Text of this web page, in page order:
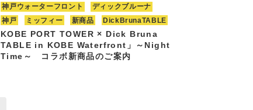
神戸ウォーターフロント
ディックブルーナ
神戸
ミッフィー 新商品 DickBrunaTABLE
KOBE PORT TOWER × Dick Bruna
TABLE in KOBE Waterfront」～Night
Time～ コラボ新商品のご案内